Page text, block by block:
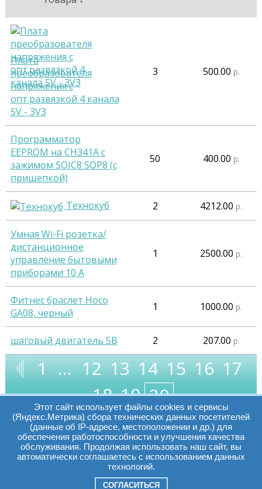
Плата
преобразователя
напряжения с
опт.развязкой 4 канала
5V - 3V3
3 500.00 р.
Программатор
EEPROM на CH341A c
зажимом SOIC8 SOP8 (с
прищепкой)
50 400.00 р.
Технокуб 2 4212.00 р.
Умная Wi-Fi розетка/
дистанционное
управление бытовыми
приборами 10 А
1 2500.00 р.
Фитнес браслет Hoco
GA08, черный
1 1000.00 р.
шаговый двигатель 5В 2 207.00 р.
1 … 12 13 14 15 16 17
18 19 20
Часы работы:
Томск, пр. Ленина г,
д. 159
Этот сайт использует файлы cookies и сервисы
(Яндекс.Метрика) сбора технических данных посетителей
(данные об IP-адресе, местоположении и др.) для
обеспечения работоспособности и улучшения качества
обслуживания. Продолжая использовать наш сайт, вы
автоматически соглашаетесь с использованием данных
технологий.
СОГЛАСИТЬСЯ